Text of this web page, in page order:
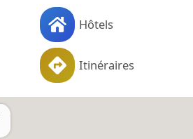
Hôtels
Itinéraires